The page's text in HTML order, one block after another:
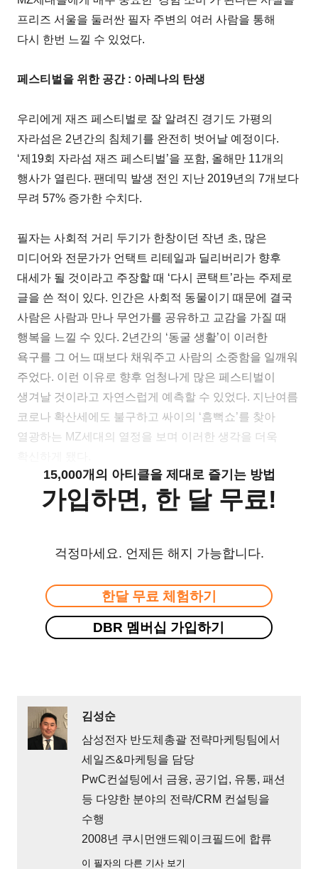
프리즈 서울을 둘러싼 필자 주변의 여러 사람을 통해
다시 한번 느낄 수 있었다.
페스티벌을 위한 공간 : 아레나의 탄생
우리에게 재즈 페스티벌로 잘 알려진 경기도 가평의
자라섬은 2년간의 침체기를 완전히 벗어날 예정이다.
‘제19회 자라섬 재즈 페스티벌’을 포함, 올해만 11개의
행사가 열린다. 팬데믹 발생 전인 지난 2019년의 7개보다
무려 57% 증가한 수치다.
필자는 사회적 거리 두기가 한창이던 작년 초, 많은
미디어와 전문가가 언택트 리테일과 딜리버리가 향후
대세가 될 것이라고 주장할 때 ‘다시 콘택트’라는 주제로
글을 쓴 적이 있다. 인간은 사회적 동물이기 때문에 결국
사람은 사람과 만나 무언가를 공유하고 교감을 가질 때
행복을 느낄 수 있다. 2년간의 ‘동굴 생활’이 이러한
욕구를 그 어느 때보다 채워주고 사람의 소중함을 일깨워
주었다. 이런 이유로 향후 엄청나게 많은 페스티벌이
생겨날 것이라고 자연스럽게 예측할 수 있었다. 지난여름
코로나 확산세에도 불구하고 싸이의 ‘흠뻑쇼’를 찾아
열광하는 MZ세대의 열정을 보며 이러한 생각을 더욱
15,000개의 아티클을 제대로 즐기는 방법
가입하면, 한 달 무료!
걱정마세요. 언제든 해지 가능합니다.
한달 무료 체험하기
DBR 멤버십 가입하기
김성순
삼성전자 반도체총괄 전략마케팅팀에서
세일즈&마케팅을 담당
PwC컨설팅에서 금융, 공기업, 유통, 패션
등 다양한 분야의 전략/CRM 컨설팅을
수행
2008년 쿠시먼앤드웨이크필드에 합류
이 필자의 다른 기사 보기